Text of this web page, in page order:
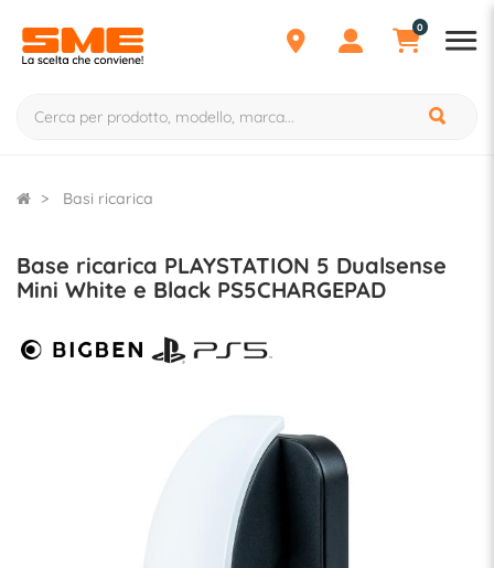
0
Basi ricarica
Base ricarica PLAYSTATION 5 Dualsense
Mini White e Black PS5CHARGEPAD